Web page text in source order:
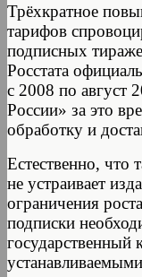
Трёхкратное
тарифов
подписных
Росстата
с 2008 по август
России» за это
обработку и
Естественно, что
не устраивает
ограничения
подписки
государственный